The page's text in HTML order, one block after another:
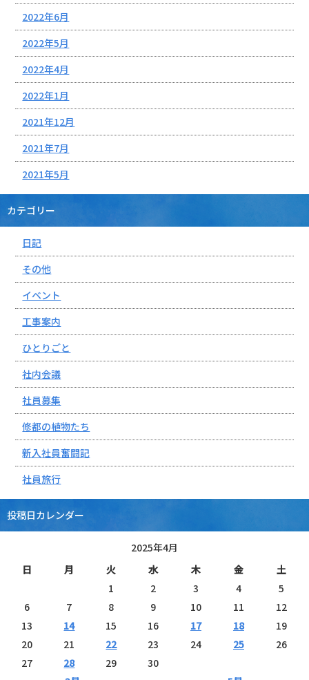
2022年6月
2022年5月
2022年4月
2022年1月
2021年12月
2021年7月
2021年5月
カテゴリー
日記
その他
イベント
工事案内
ひとりごと
社内会議
社員募集
修都の植物たち
新入社員奮闘記
社員旅行
投稿日カレンダー
2025年4月
日
月 火 水 木 金 土
1 2 3 4
5
6
7 8 9 10 11
12
13
14 15 16 17 18
19
20
21 22 23 24 25
26
27
28 29 30